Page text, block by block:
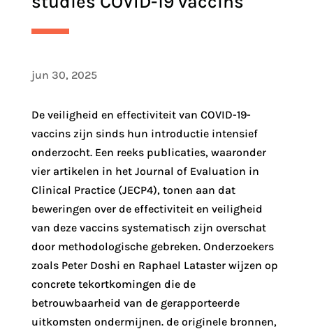
jun 30, 2025
De veiligheid en effectiviteit van COVID-19-
vaccins zijn sinds hun introductie intensief
onderzocht. Een reeks publicaties, waaronder
vier artikelen in het Journal of Evaluation in
Clinical Practice (JECP4), tonen aan dat
beweringen over de effectiviteit en veiligheid
van deze vaccins systematisch zijn overschat
door methodologische gebreken. Onderzoekers
zoals Peter Doshi en Raphael Lataster wijzen op
concrete tekortkomingen die de
betrouwbaarheid van de gerapporteerde
uitkomsten ondermijnen. de originele bronnen,